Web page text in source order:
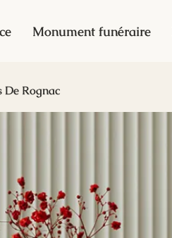
Monument funéraire
De Rognac